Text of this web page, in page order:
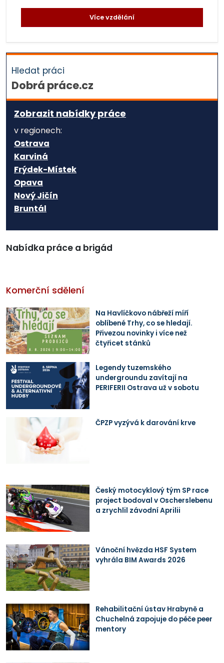
Více vzdělání
Hledat práci
Dobrá práce.cz
Zobrazit nabídky práce
v regionech:
Ostrava
Karviná
Frýdek-Místek
Opava
Nový Jičín
Bruntál
Nabídka práce a brigád
Komerční sdělení
Na Havlíčkovo nábřeží míří
oblíbené Trhy, co se hledají.
Přivezou novinky i více než
čtyřicet stánků
Legendy tuzemského
undergroundu zavítají na
PERIFERII Ostrava už v sobotu
ČPZP vyzývá k darování krve
Český motocyklový tým SP race
project bodoval v Oscherslebenu
a zrychlil závodní Aprilii
Vánoční hvězda HSF System
vyhrála BIM Awards 2026
Rehabilitační ústav Hrabyně a
Chuchelná zapojuje do péče peer
mentory